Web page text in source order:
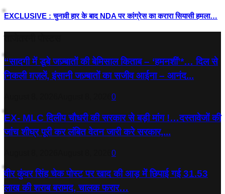
EXCLUSIVE : चुनावी हार के बाद NDA पर कांग्रेस का करारा सियासी हमला…
“सादगी में डूबे जज़्बातों की बेमिसाल किताब – ‘हमनशीं’*… दिल से
निकली ग़ज़लें, इंसानी जज़्बातों का सजीव आईना – आनंद...
0
EX- MLC दिलीप चौधरी की सरकार से बड़ी मांग !…दस्तावेजों की
जांच शीघ्र पूरी कर लंबित वेतन जारी करे सरकार,...
0
वीर कुंवर सिंह चेक पोस्ट पर खाद की आड़ में छिपाई गई 31.53
लाख की शराब बरामद, चालक फरार…